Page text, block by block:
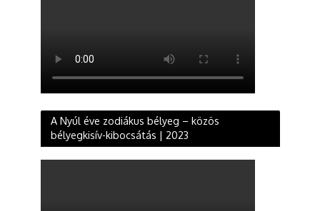
A Nyúl éve zodiákus bélyeg – közös
bélyegkisív-kibocsátás | 2023